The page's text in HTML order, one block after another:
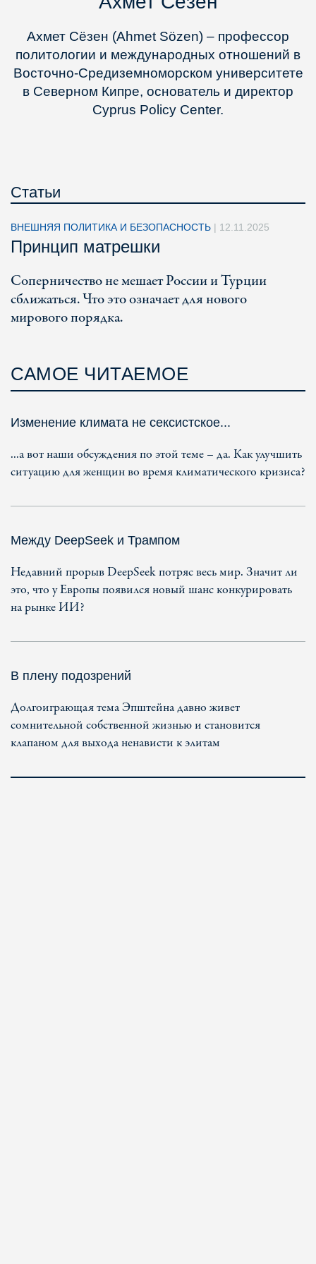
Ахмет Сёзен (Ahmet Sözen) – профессор
политологии и международных отношений в
Восточно-Средиземноморском университете
в Северном Кипре, основатель и директор
Cyprus Policy Center.
Статьи
ВНЕШНЯЯ ПОЛИТИКА И БЕЗОПАСНОСТЬ | 12.11.2025
Принцип матрешки
Соперничество не мешает России и Турции
сближаться. Что это означает для нового
мирового порядка.
САМОЕ ЧИТАЕМОЕ
Изменение климата не сексистское...
...а вот наши обсуждения по этой теме – да. Как улучшить
ситуацию для женщин во время климатического кризиса?
Между DeepSeek и Трампом
Недавний прорыв DeepSeek потряс весь мир. Значит ли
это, что у Европы появился новый шанс конкурировать
на рынке ИИ?
В плену подозрений
Долгоиграющая тема Эпштейна давно живет
сомнительной собственной жизнью и становится
клапаном для выхода ненависти к элитам